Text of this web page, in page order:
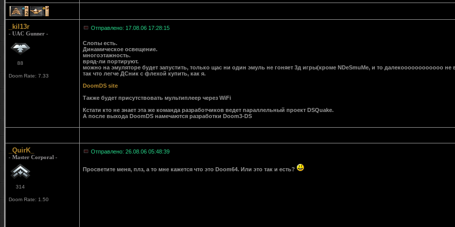
2 1
_kil13r
- UAC Gunner -
88
Doom Rate: 7.33
Отправлено: 17.08.06 17:28:15
Слопы есть.
Динамическое освещение.
многоэтажность.
вряд-ли портируют.
можно на эмуляторе будет запустить, только щас ни один эмуль не гоняет 3д игры(кроме NDeSmuMe, и то далекоооооооооооо не
так что легче ДСник с флехой купить, как я.
DoomDS site
Также будет присутствовать мультиплеер через WiFi
Кстати кто не знает эта же команда разработчиков ведет параллельный проект DSQuake.
А после выхода DoomDS намечаются разработки Doom3-DS
_QuirK_
- Master Corporal -
314
Doom Rate: 1.50
Отправлено: 26.08.06 05:48:39
Просветите меня, плз, а то мне кажется что это Doom64. Или это так и есть?